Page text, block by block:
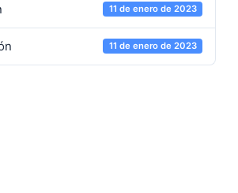
11 de enero de 2023
11 de enero de 2023